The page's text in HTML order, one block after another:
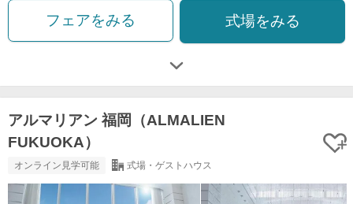
フェアをみる 式場をみる
アルマリアン 福岡（ALMALIEN
FUKUOKA）
オンライン見学可能 式場・ゲストハウス